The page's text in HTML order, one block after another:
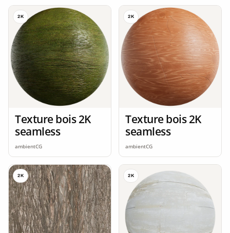
2K
Texture bois 2K
seamless
ambientCG
2K
Texture bois 2K
seamless
ambientCG
2K 2K